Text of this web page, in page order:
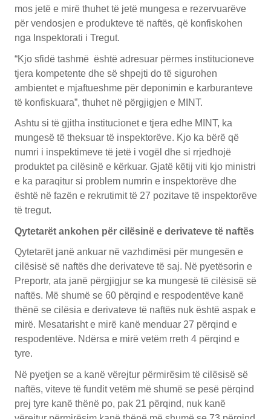
mos jetë e mirë thuhet të jetë mungesa e rezervuarëve
për vendosjen e produkteve të naftës, që konfiskohen
nga Inspektorati i Tregut.
“Kjo sfidë tashmë është adresuar përmes institucioneve
tjera kompetente dhe së shpejti do të sigurohen
ambientet e mjaftueshme për deponimin e karburanteve
të konfiskuara”, thuhet në përgjigjen e MINT.
Ashtu si të gjitha institucionet e tjera edhe MINT, ka
mungesë të theksuar të inspektorëve. Kjo ka bërë që
numri i inspektimeve të jetë i vogël dhe si rrjedhojë
produktet pa cilësinë e kërkuar. Gjatë këtij viti kjo ministri
e ka paraqitur si problem numrin e inspektorëve dhe
është në fazën e rekrutimit të 27 pozitave të inspektorëve
të tregut.
Qytetarët ankohen për cilësinë e derivateve të naftës
Qytetarët janë ankuar në vazhdimësi për mungesën e
cilësisë së naftës dhe derivateve të saj. Në pyetësorin e
Preportr, ata janë përgjigjur se ka mungesë të cilësisë së
naftës. Më shumë se 60 përqind e respodentëve kanë
thënë se cilësia e derivateve të naftës nuk është aspak e
mirë. Mesatarisht e mirë kanë menduar 27 përqind e
respodentëve. Ndërsa e mirë vetëm rreth 4 përqind e
tyre.
Në pyetjen se a kanë vërejtur përmirësim të cilësisë së
naftës, viteve të fundit vetëm më shumë se pesë përqind
prej tyre kanë thënë po, pak 21 përqind, nuk kanë